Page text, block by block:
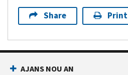
Share Print
AJANS NOU AN